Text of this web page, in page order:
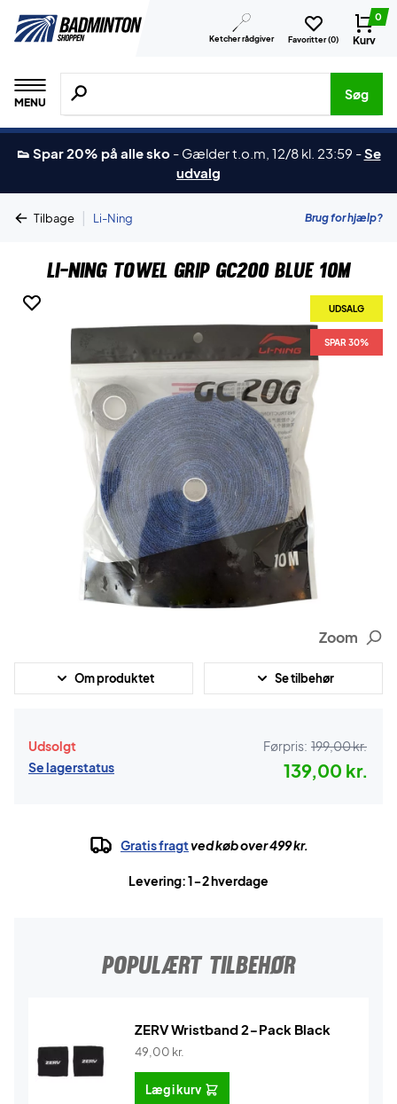
Ketcher rådgiver Favoritter (0)
0
Kurv
MENU
Søg efter produkter, mærker etc.
Søg
👟 Spar 20% på alle sko - Gælder t.o.m, 12/8 kl. 23:59 -Se
udvalg
Tilbage | Li-Ning Brug for hjælp?
Li-Ning Towel Grip GC200 Blue 10M
UDSALG
SPAR 30%
Zoom
Om produktet Se tilbehør
Udsolgt
Se lagerstatus
Førpris: 199,00 kr.
139,00 kr.
Gratis fragtved køb over 499 kr.
Levering: 1-2 hverdage
POPULÆRT TILBEHØR
ZERV Wristband 2-Pack Black
49,00 kr.
Læg i kurv